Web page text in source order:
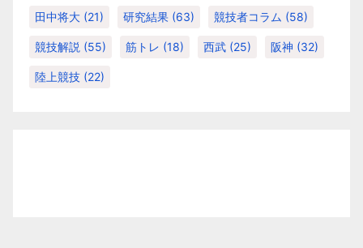
田中将大 (21) 研究結果 (63) 競技者コラム (58)
競技解説 (55) 筋トレ (18) 西武 (25) 阪神 (32)
陸上競技 (22)